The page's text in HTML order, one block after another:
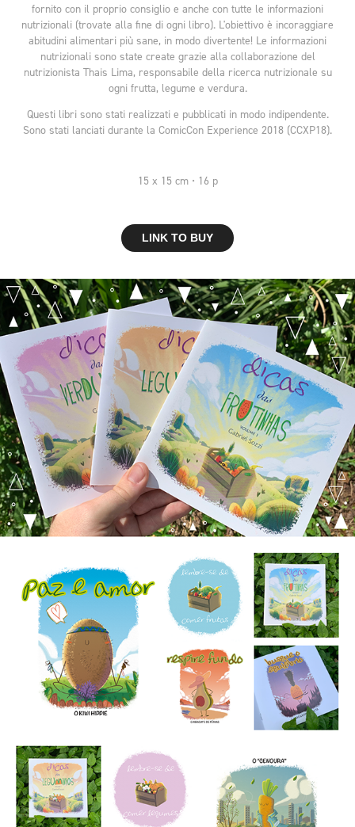
fornito con il proprio consiglio e anche con tutte le informazioni
nutrizionali (trovate alla fine di ogni libro). L'obiettivo è incoraggiare
abitudini alimentari più sane, in modo divertente! Le informazioni
nutrizionali sono state create grazie alla collaborazione del
nutrizionista Thais Lima, responsabile della ricerca nutrizionale su
ogni frutta, legume e verdura.
Questi libri sono stati realizzati e pubblicati in modo indipendente.
Sono stati lanciati durante la ComicCon Experience 2018 (CCXP18).
15 x 15 cm • 16 p
LINK TO BUY